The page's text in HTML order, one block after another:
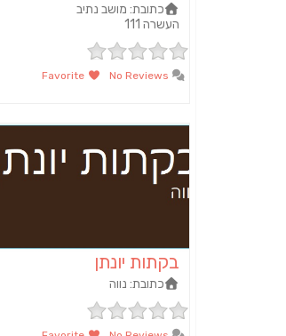
כתובת: מושב נתיב
העשרה 111
בקתות יונתן
כתובת: נווה